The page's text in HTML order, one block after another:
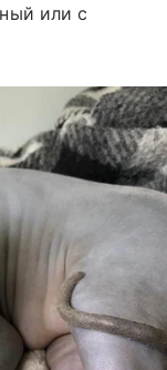
или с